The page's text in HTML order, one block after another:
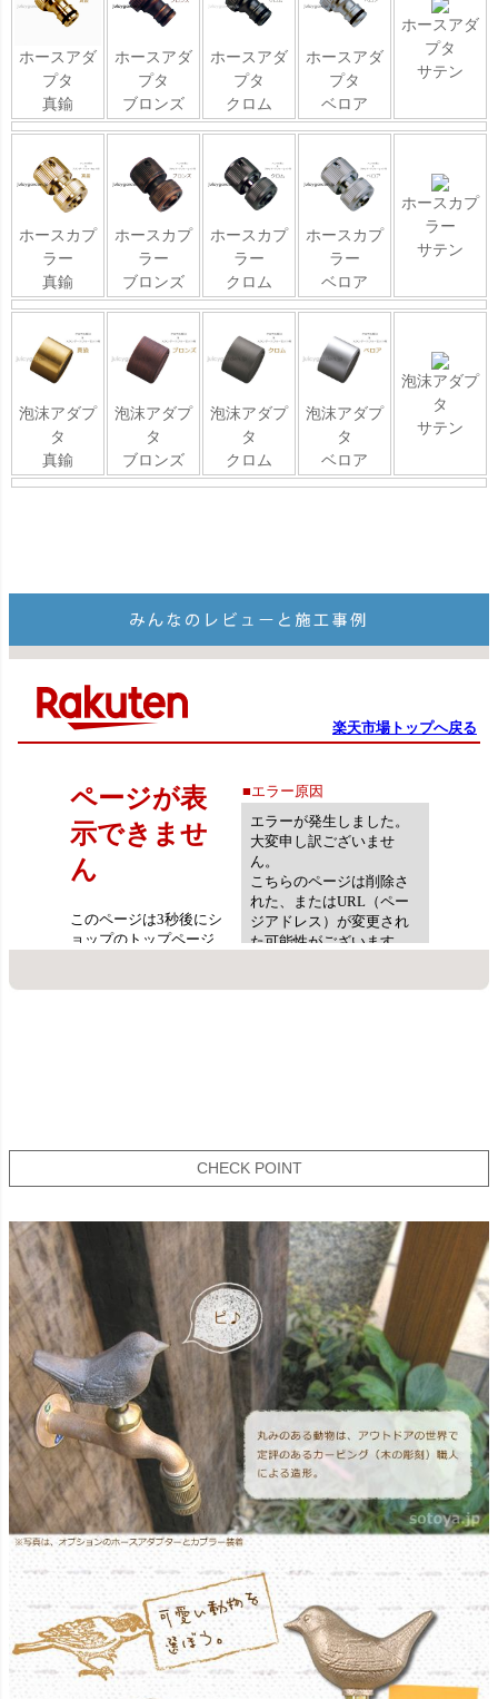
ホースアダ
プタ
真鍮
ホースアダ
プタ
ブロンズ
ホースアダ
プタ
クロム
ホースアダ
プタ
ベロア
ホースアダ
プタ
サテン
ホースカプ
ラー
真鍮
ホースカプ
ラー
ブロンズ
ホースカプ
ラー
クロム
ホースカプ
ラー
ベロア
ホースカプ
ラー
サテン
泡沫アダプ
タ
真鍮
泡沫アダプ
タ
ブロンズ
泡沫アダプ
タ
クロム
泡沫アダプ
タ
ベロア
泡沫アダプ
タ
サテン
CHECK POINT